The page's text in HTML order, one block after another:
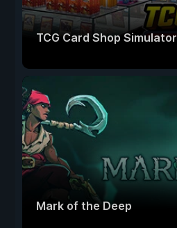
TCG Card Shop Simulator
Mark of the Deep